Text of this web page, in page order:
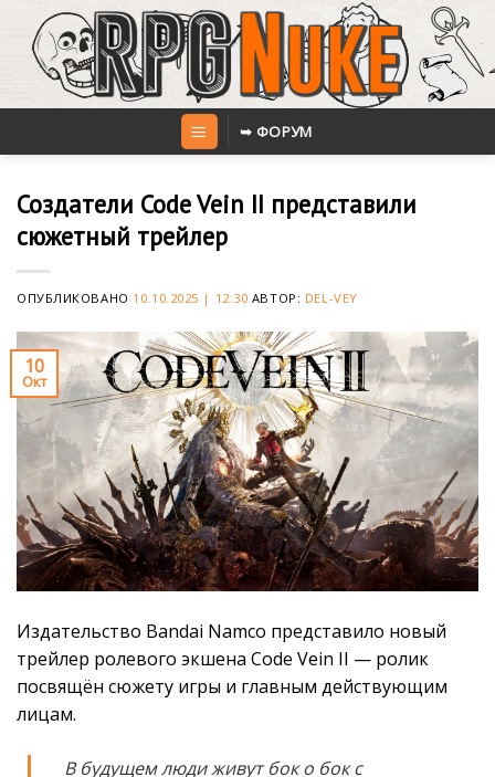
content
➥ ФОРУМ
Создатели Code Vein II представили
сюжетный трейлер
ОПУБЛИКОВАНО 10.10.2025 | 12:30 АВТОР: DEL-VEY
10
Окт
Издательство Bandai Namco представило новый
трейлер ролевого экшена Code Vein II — ролик
посвящён сюжету игры и главным действующим
лицам.
В будущем люди живут бок о бок с